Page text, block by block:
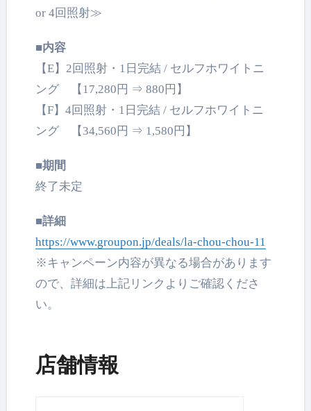
or 4回照射≫
■内容
【E】2回照射・1日完結 / セルフホワイトニ
ング 【17,280円 ⇒ 880円】
【F】4回照射・1日完結 / セルフホワイトニ
ング 【34,560円 ⇒ 1,580円】
■期間
終了未定
■詳細
https://www.groupon.jp/deals/la-chou-chou-11
※キャンペーン内容が異なる場合があります
ので、詳細は上記リンクよりご確認くださ
い。
店舗情報